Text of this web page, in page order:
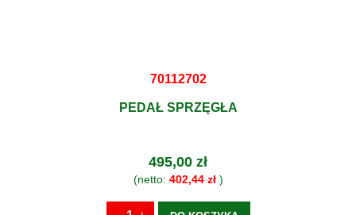
70112702
PEDAŁ SPRZĘGŁA
495,00 zł
(netto: 402,44 zł)